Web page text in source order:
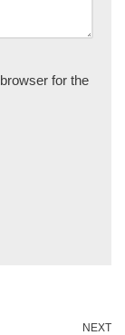
for the
NEXT